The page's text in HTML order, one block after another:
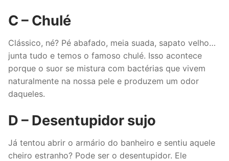
C – Chulé
Clássico, né? Pé abafado, meia suada, sapato velho…
junta tudo e temos o famoso chulé. Isso acontece
porque o suor se mistura com bactérias que vivem
naturalmente na nossa pele e produzem um odor
daqueles.
D – Desentupidor sujo
Já tentou abrir o armário do banheiro e sentiu aquele
cheiro estranho? Pode ser o desentupidor. Ele